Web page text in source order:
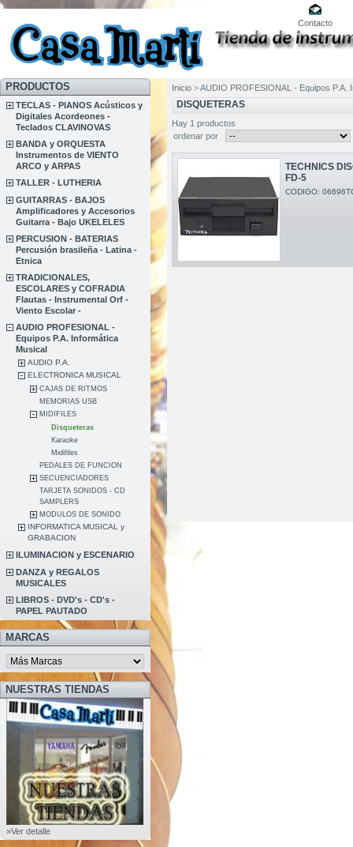
Contacto
PRODUCTOS
TECLAS - PIANOS Acústicos y
Digitales Acordeones -
Teclados CLAVINOVAS
BANDA y ORQUESTA
Instrumentos de VIENTO
ARCO y ARPAS
TALLER - LUTHERIA
GUITARRAS - BAJOS
Amplificadores y Accesorios
Guitarra - Bajo UKELELES
PERCUSION - BATERIAS
Percusión brasileña - Latina -
Etnica
TRADICIONALES,
ESCOLARES y COFRADIA
Flautas - Instrumental Orf -
Viento Escolar -
AUDIO PROFESIONAL -
Equipos P.A. Informática
Musical
AUDIO P.A.
ELECTRONICA MUSICAL
CAJAS DE RITMOS
MEMORIAS USB
MIDIFILES
Disqueteras
Karaoke
Midifiles
PEDALES DE FUNCION
SECUENCIADORES
TARJETA SONIDOS - CD
SAMPLERS
MODULOS DE SONIDO
INFORMATICA MUSICAL y
GRABACION
ILUMINACION y ESCENARIO
DANZA y REGALOS
MUSICALES
LIBROS - DVD's - CD's -
PAPEL PAUTADO
MARCAS
NUESTRAS TIENDAS
»Ver detalle
Inicio >AUDIO PROFESIONAL - Equipos P.A.
DISQUETERAS
Hay 1 productos
ordenar por
TECHNICS
FD-5
CODIGO: